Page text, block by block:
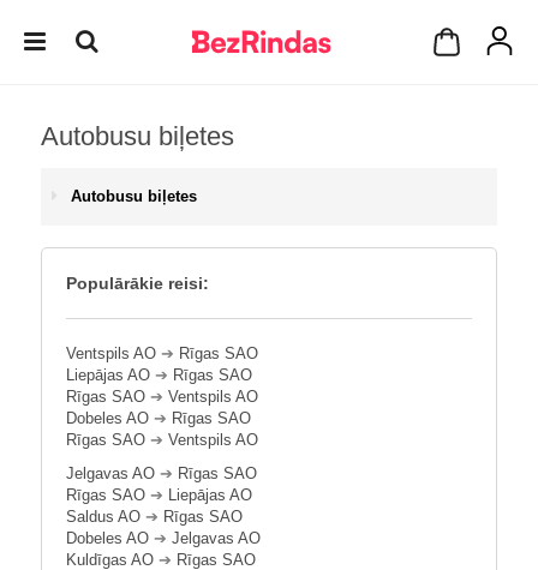
Autobusu biļetes
Autobusu biļetes
Populārākie reisi:
Ventspils AO ➔ Rīgas SAO
Liepājas AO ➔ Rīgas SAO
Rīgas SAO ➔ Ventspils AO
Dobeles AO ➔ Rīgas SAO
Rīgas SAO ➔ Ventspils AO
Jelgavas AO ➔ Rīgas SAO
Rīgas SAO ➔ Liepājas AO
Saldus AO ➔ Rīgas SAO
Dobeles AO ➔ Jelgavas AO
Kuldīgas AO ➔ Rīgas SAO